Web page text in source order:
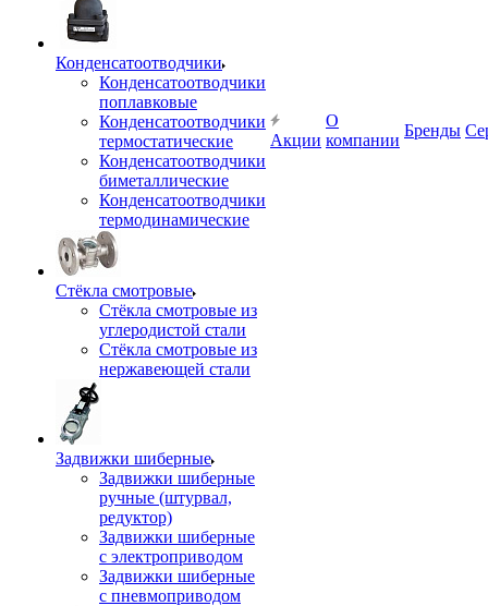
Конденсатоотводчики
Конденсатоотводчики
поплавковые
Конденсатоотводчики
термостатические
Конденсатоотводчики
биметаллические
Конденсатоотводчики
термодинамические
Стёкла смотровые
Стёкла смотровые из
углеродистой стали
Стёкла смотровые из
нержавеющей стали
Задвижки шиберные
Задвижки шиберные
ручные (штурвал,
редуктор)
Задвижки шиберные
с электроприводом
Задвижки шиберные
с пневмоприводом
Акции
О
компании
Бренды